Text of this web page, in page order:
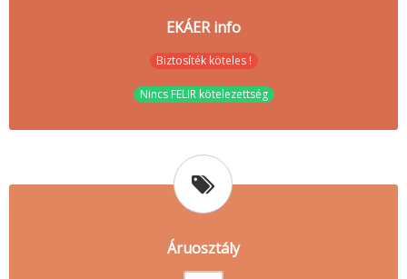
EKÁER info
Biztosíték köteles !
Nincs FELIR kötelezettség
Áruosztály